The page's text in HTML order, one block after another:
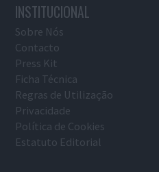
INSTITUCIONAL
Sobre Nós
Contacto
Press Kit
Ficha Técnica
Regras de Utilização
Privacidade
Política de Cookies
Estatuto Editorial